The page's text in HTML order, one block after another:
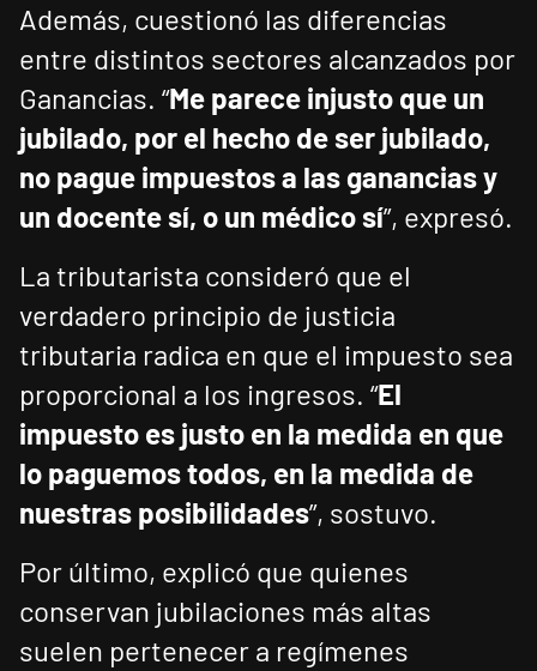
Además, cuestionó las diferencias
entre distintos sectores alcanzados por
Ganancias. “Me parece injusto que un
jubilado, por el hecho de ser jubilado,
no pague impuestos a las ganancias y
un docente sí, o un médico sí”, expresó.
La tributarista consideró que el
verdadero principio de justicia
tributaria radica en que el impuesto sea
proporcional a los ingresos. “El
impuesto es justo en la medida en que
lo paguemos todos, en la medida de
nuestras posibilidades”, sostuvo.
Por último, explicó que quienes
conservan jubilaciones más altas
suelen pertenecer a regímenes